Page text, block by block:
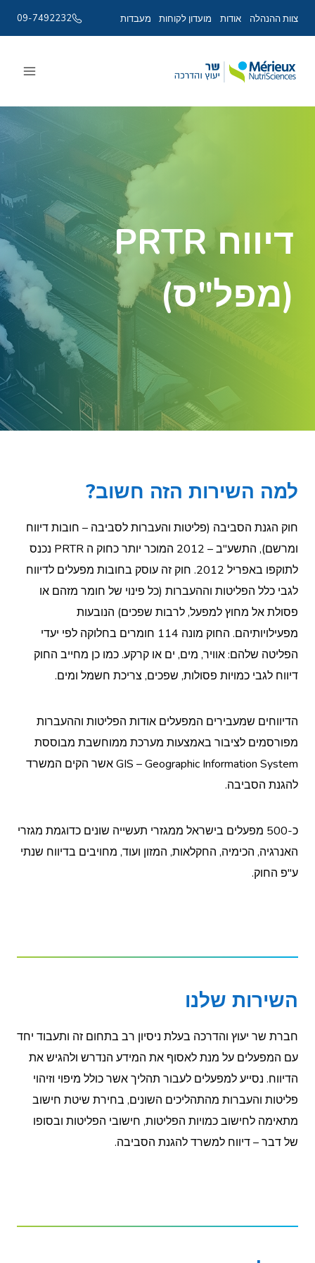
צוות ההנהלה אודות מועדון לקוחות מעבדות 09-7492232
content
דיווח PRTR
(מפל"ס)
למה השירות הזה חשוב?
חוק הגנת הסביבה (פליטות והעברות לסביבה – חובות דיווח
ומרשם), התשע"ב – 2012 המוכר יותר כחוק ה PRTR נכנס
לתוקפו באפריל 2012. חוק זה עוסק בחובות מפעלים לדיווח
לגבי כלל הפליטות וההעברות (כל פינוי של חומר מזהם או
פסולת אל מחוץ למפעל, לרבות שפכים) הנובעות
מפעילויותיהם. החוק מונה 114 חומרים בחלוקה לפי יעדי
הפליטה שלהם: אוויר, מים, ים או קרקע. כמו כן מחייב החוק
דיווח לגבי כמויות פסולות, שפכים, צריכת חשמל ומים.
הדיווחים שמעבירים המפעלים אודות הפליטות וההעברות
מפורסמים לציבור באמצעות מערכת ממוחשבת מבוססת
GIS – Geographic Information System אשר הקים המשרד
להגנת הסביבה.
כ-500 מפעלים בישראל ממגזרי תעשייה שונים כדוגמת מגזרי
האנרגיה, הכימיה, החקלאות, המזון ועוד, מחויבים בדיווח שנתי
ע"פ החוק.
השירות שלנו
חברת שר יעוץ והדרכה בעלת ניסיון רב בתחום זה ותעבוד יחד
עם המפעלים על מנת לאסוף את המידע הנדרש ולהגיש את
הדיווח. נסייע למפעלים לעבור תהליך אשר כולל מיפוי וזיהוי
פליטות והעברות מהתהליכים השונים, בחירת שיטת חישוב
מתאימה לחישוב כמויות הפליטות, חישובי הפליטות ובסופו
של דבר – דיווח למשרד להגנת הסביבה.